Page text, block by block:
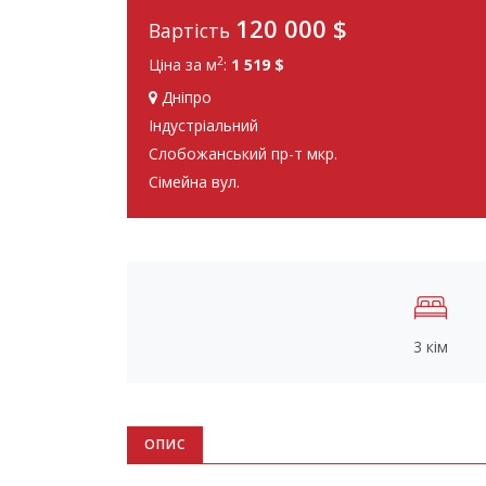
Вартість 120 000 $
Ціна за м2: 1 519 $
Дніпро
Індустріальний
Слобожанський пр-т мкр.
Сімейна вул.
3 кім
ОПИС